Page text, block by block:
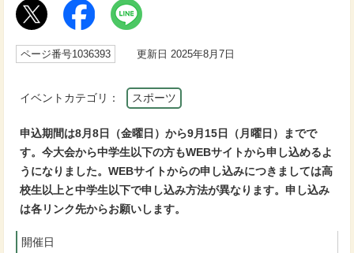
ページ番号1036393 更新日 2025年8月7日
イベントカテゴリ： スポーツ
申込期間は8月8日（金曜日）から9月15日（月曜日）までで
す。今大会から中学生以下の方もWEBサイトから申し込めるよ
うになりました。WEBサイトからの申し込みにつきましては高
校生以上と中学生以下で申し込み方法が異なります。申し込み
は各リンク先からお願いします。
開催日